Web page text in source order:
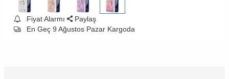
Fiyat Alarmı
Paylaş
En Geç 9 Ağustos Pazar Kargoda